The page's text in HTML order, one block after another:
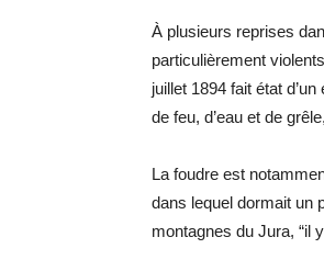
À plusieurs reprises
particulièrement
juillet 1894 fait état
de feu, d’eau et de
La foudre est
dans lequel dormait un
montagnes du Jura, “il